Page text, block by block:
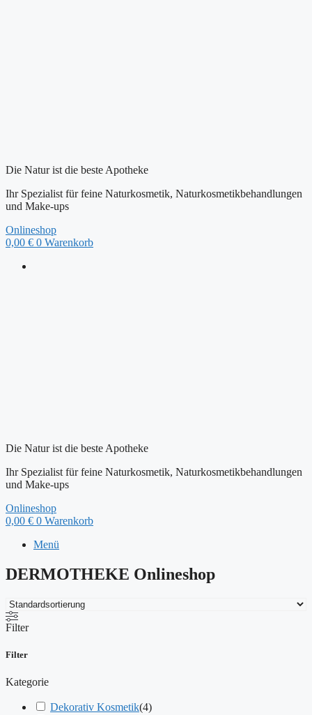
Die Natur ist die beste Apotheke
Ihr Spezialist für feine Naturkosmetik, Naturkosmetikbehandlungen
und Make-ups
Onlineshop
0,00 € 0 Warenkorb
Die Natur ist die beste Apotheke
Ihr Spezialist für feine Naturkosmetik, Naturkosmetikbehandlungen
und Make-ups
Onlineshop
0,00 € 0 Warenkorb
Menü
DERMOTHEKE Onlineshop
Filter
Filter
Kategorie
Dekorativ Kosmetik(4)